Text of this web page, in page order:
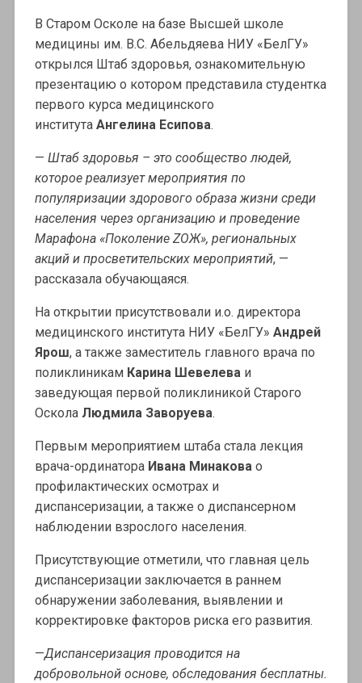
В Старом Осколе на базе Высшей школе
медицины им. В.С. Абельдяева НИУ «БелГУ»
открылся Штаб здоровья, ознакомительную
презентацию о котором представила студентка
первого курса медицинского
института Ангелина Есипова.
— Штаб здоровья – это сообщество людей,
которое реализует мероприятия по
популяризации здорового образа жизни среди
населения через организацию и проведение
Марафона «Поколение ZОЖ», региональных
акций и просветительских мероприятий, —
рассказала обучающаяся.
На открытии присутствовали и.о. директора
медицинского института НИУ «БелГУ» Андрей
Ярош, а также заместитель главного врача по
поликлиникам Карина Шевелеваи
заведующая первой поликлиникой Старого
Оскола Людмила Заворуева.
Первым мероприятием штаба стала лекция
врача-ординатора Ивана Минаковао
профилактических осмотрах и
диспансеризации, а также о диспансерном
наблюдении взрослого населения.
Присутствующие отметили, что главная цель
диспансеризации заключается в раннем
обнаружении заболевания, выявлении и
корректировке факторов риска его развития.
—Диспансеризация проводится на
добровольной основе, обследования бесплатны.